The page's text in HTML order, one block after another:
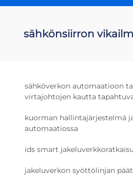
sähkönsiirron
sähköverkon automaatioon
virtajohtojen kautta
kuorman hallintajärjestelmä
automaatiossa
ids smart jakeluverkkoratkaisu
jakeluverkon syöttölinjan